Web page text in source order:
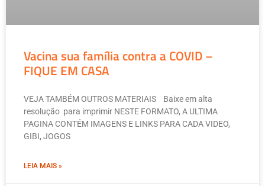
Vacina sua família contra a COVID –
FIQUE EM CASA
VEJA TAMBÉM OUTROS MATERIAIS Baixe em alta
resolução para imprimir NESTE FORMATO, A ULTIMA
PAGINA CONTÉM IMAGENS E LINKS PARA CADA VIDEO,
GIBI, JOGOS
LEIA MAIS »